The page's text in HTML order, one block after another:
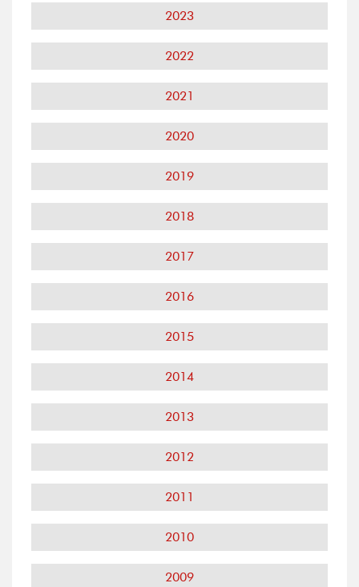
2023
2022
2021
2020
2019
2018
2017
2016
2015
2014
2013
2012
2011
2010
2009